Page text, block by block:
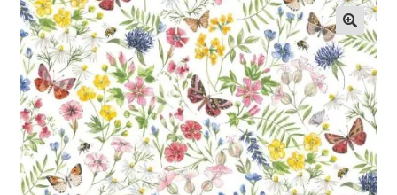
Termine
Handarbeiten-Käß-Shop
Kasse
Mein Konto
🔍